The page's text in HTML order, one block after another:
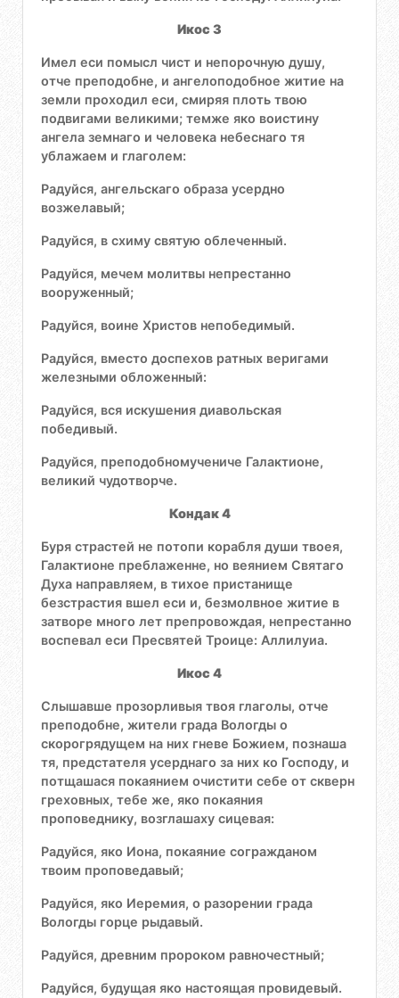
Икос 3
Имел еси помысл чист и непорочную душу,
отче преподобне, и ангелоподобное житие на
земли проходил еси, смиряя плоть твою
подвигами великими; темже яко воистину
ангела земнаго и человека небеснаго тя
ублажаем и глаголем:
Радуйся, ангельскаго образа усердно
возжелавый;
Радуйся, в схиму святую облеченный.
Радуйся, мечем молитвы непрестанно
вооруженный;
Радуйся, воине Христов непобедимый.
Радуйся, вместо доспехов ратных веригами
железными обложенный:
Радуйся, вся искушения диавольская
победивый.
Радуйся, преподобномучениче Галактионе,
великий чудотворче.
Кондак 4
Буря страстей не потопи корабля души твоея,
Галактионе преблаженне, но веянием Святаго
Духа направляем, в тихое пристанище
безстрастия вшел еси и, безмолвное житие в
затворе много лет препровождая, непрестанно
воспевал еси Пресвятей Троице: Аллилуиа.
Икос 4
Слышавше прозорливыя твоя глаголы, отче
преподобне, жители града Вологды о
скорогрядущем на них гневе Божием, познаша
тя, предстателя усерднаго за них ко Господу, и
потщашася покаянием очистити себе от скверн
греховных, тебе же, яко покаяния
проповеднику, возглашаху сицевая:
Радуйся, яко Иона, покаяние согражданом
твоим проповедавый;
Радуйся, яко Иеремия, о разорении града
Вологды горце рыдавый.
Радуйся, древним пророком равночестный;
Радуйся, будущая яко настоящая провидевый.